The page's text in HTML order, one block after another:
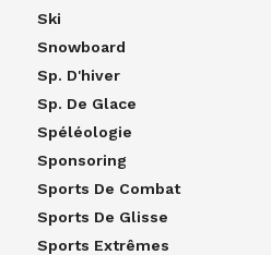
Ski
Snowboard
Sp. D'hiver
Sp. De Glace
Spéléologie
Sponsoring
Sports De Combat
Sports De Glisse
Sports Extrêmes